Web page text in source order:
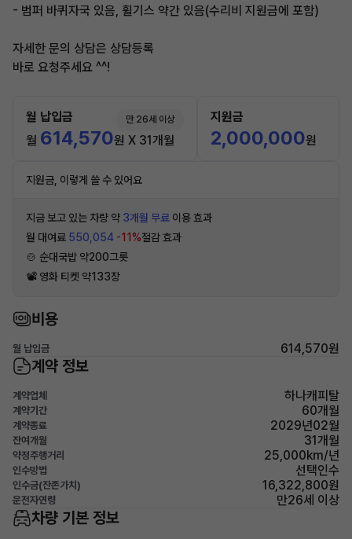
- 범퍼 바퀴자국 있음, 휠기스 약간 있음(수리비 지원금에 포함)
자세한 문의 상담은 상담등록
바로 요청주세요 ^^!
월 납입금 만 26세 이상
월 614,570원 X 31개월
지원금
2,000,000원
지원금, 이렇게 쓸 수 있어요
지금 보고 있는 차량 약 3개월 무료 이용 효과
월 대여료 550,054 -11%절감 효과
🍲 순대국밥 약200그릇
📽 영화 티켓 약133장
비용
월 납입금 614,570원
계약 정보
계약업체 하나캐피탈
계약기간 60개월
계약종료 2029년02월
잔여개월 31개월
약정주행거리 25,000km/년
인수방법 선택인수
인수금(잔존가치) 16,322,800원
운전자연령 만26세 이상
차량 기본 정보